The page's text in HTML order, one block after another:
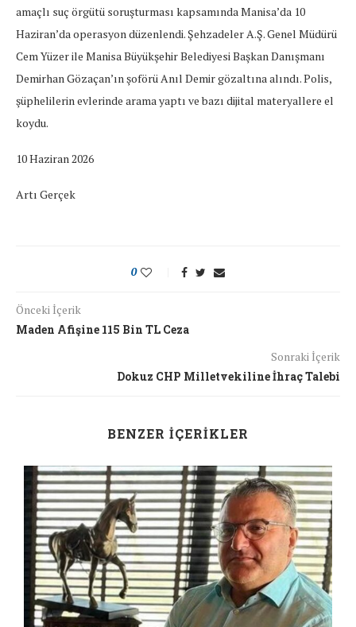
amaçlı suç örgütü soruşturması kapsamında Manisa’da 10
Haziran’da operasyon düzenlendi. Şehzadeler A.Ş. Genel Müdürü
Cem Yüzer ile Manisa Büyükşehir Belediyesi Başkan Danışmanı
Demirhan Gözaçan’ın şoförü Anıl Demir gözaltına alındı. Polis,
şüphelilerin evlerinde arama yaptı ve bazı dijital materyallere el
koydu.
10 Haziran 2026
Artı Gerçek
0
Önceki İçerik
Maden Afişine 115 Bin TL Ceza
Sonraki İçerik
Dokuz CHP Milletvekiline İhraç Talebi
BENZER İÇERIKLER